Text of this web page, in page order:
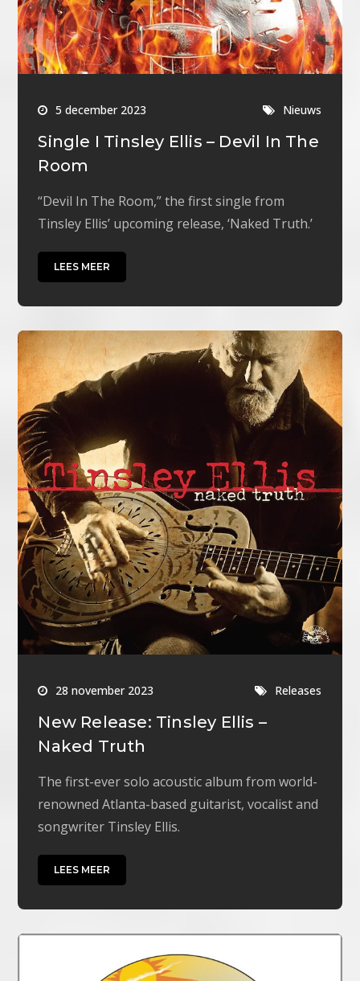
5 december 2023 Nieuws
Single I Tinsley Ellis – Devil In The
Room
“Devil In The Room,” the first single from
Tinsley Ellis’ upcoming release, ‘Naked Truth.’
LEES MEER
28 november 2023 Releases
New Release: Tinsley Ellis –
Naked Truth
The first-ever solo acoustic album from world-
renowned Atlanta-based guitarist, vocalist and
songwriter Tinsley Ellis.
LEES MEER